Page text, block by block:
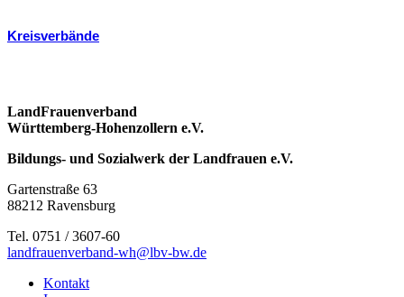
Kreisverbände
LandFrauenverband
Württemberg-Hohenzollern e.V.
Bildungs- und Sozialwerk der Landfrauen e.V.
Gartenstraße 63
88212 Ravensburg
Tel. 0751 / 3607-60
landfrauenverband-wh@lbv-bw.de
Kontakt